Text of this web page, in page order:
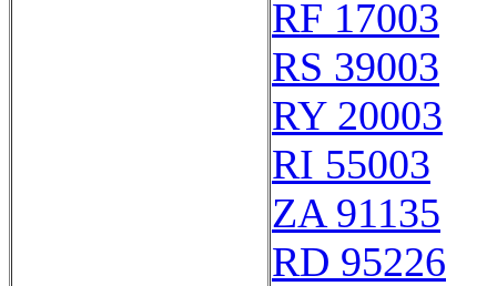
RF 17003
RS 39003
RY 20003
RI 55003
ZA 91135
RD 95226